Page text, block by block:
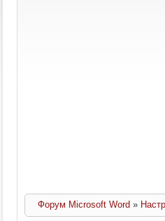
Форум Microsoft Word »